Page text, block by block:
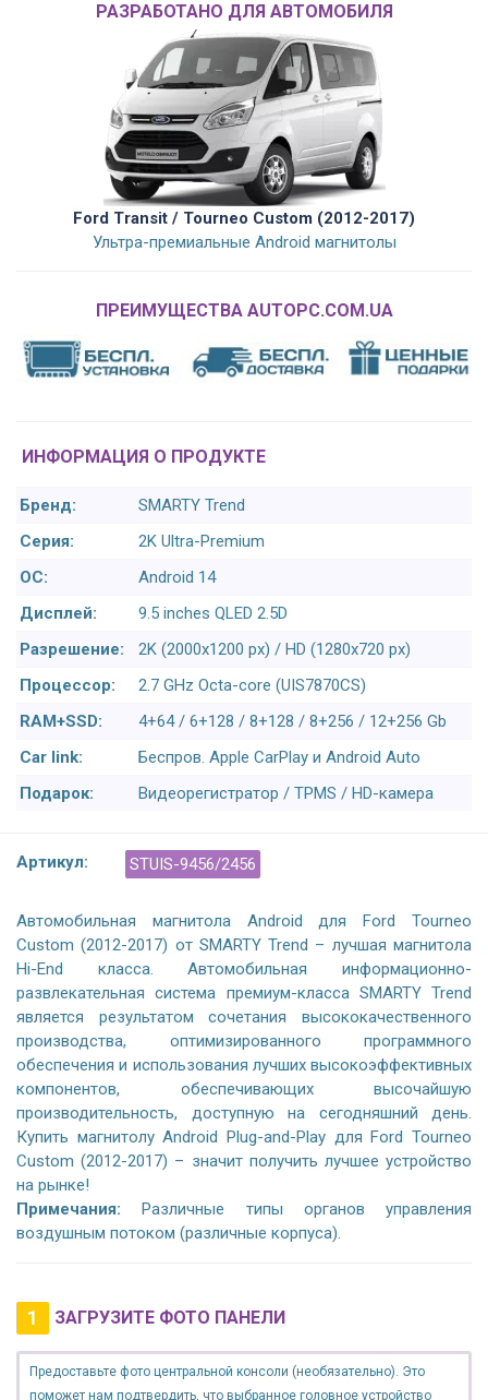
РАЗРАБОТАНО ДЛЯ АВТОМОБИЛЯ
Ford Transit / Tourneo Custom (2012-2017)
Ультра-премиальные Android магнитолы
ПРЕИМУЩЕСТВА AUTOPC.COM.UA
ИНФОРМАЦИЯ О ПРОДУКТЕ
Бренд:
SMARTY Trend
Серия:
2K Ultra-Premium
ОС:
Android 14
Дисплей:
9.5 inches QLED 2.5D
Разрешение:
2K (2000x1200 px) / HD (1280x720 px)
Процессор:
2.7 GHz Octa-core (UIS7870CS)
RAM+SSD:
4+64 / 6+128 / 8+128 / 8+256 / 12+256 Gb
Car link:
Беспров. Apple CarPlay и Android Auto
Подарок:
Видеорегистратор / TPMS / HD-камера
Артикул: STUIS-9456/2456
Автомобильная магнитола Android для Ford Tourneo
Custom (2012-2017) от SMARTY Trend – лучшая магнитола
Hi-End класса. Автомобильная информационно-
развлекательная система премиум-класса SMARTY Trend
является результатом сочетания высококачественного
производства, оптимизированного программного
обеспечения и использования лучших высокоэффективных
компонентов, обеспечивающих высочайшую
производительность, доступную на сегодняшний день.
Купить магнитолу Android Plug-and-Play для Ford Tourneo
Custom (2012-2017) – значит получить лучшее устройство
на рынке!
Примечания: Различные типы органов управления
воздушным потоком (различные корпуса).
1 ЗАГРУЗИТЕ ФОТО ПАНЕЛИ
Предоставьте фото центральной консоли (необязательно). Это
поможет нам подтвердить, что выбранное головное устройство